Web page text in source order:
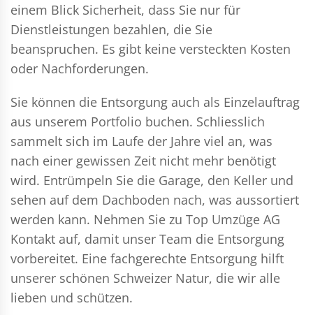
einem Blick Sicherheit, dass Sie nur für
Dienstleistungen bezahlen, die Sie
beanspruchen. Es gibt keine versteckten Kosten
oder Nachforderungen.
Sie können die Entsorgung auch als Einzelauftrag
aus unserem Portfolio buchen. Schliesslich
sammelt sich im Laufe der Jahre viel an, was
nach einer gewissen Zeit nicht mehr benötigt
wird. Entrümpeln Sie die Garage, den Keller und
sehen auf dem Dachboden nach, was aussortiert
werden kann. Nehmen Sie zu Top Umzüge AG
Kontakt auf, damit unser Team die Entsorgung
vorbereitet. Eine fachgerechte Entsorgung hilft
unserer schönen Schweizer Natur, die wir alle
lieben und schützen.